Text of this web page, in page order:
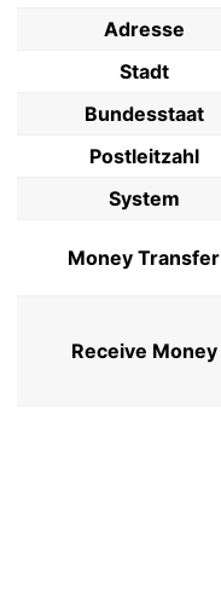
Adresse
Stadt
Bundesstaat
Postleitzahl
System
Money Transfer
Receive Money